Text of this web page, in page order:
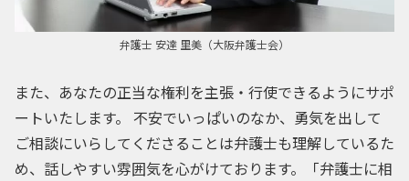
弁護士 安達 里美（大阪弁護士会）
また、あなたの正当な権利を主張・行使できるようにサポ
ートいたします。 不安でいっぱいのなか、勇気を出して
ご相談にいらしてくださることは弁護士も理解しているた
め、話しやすい雰囲気を心がけております。「弁護士に相